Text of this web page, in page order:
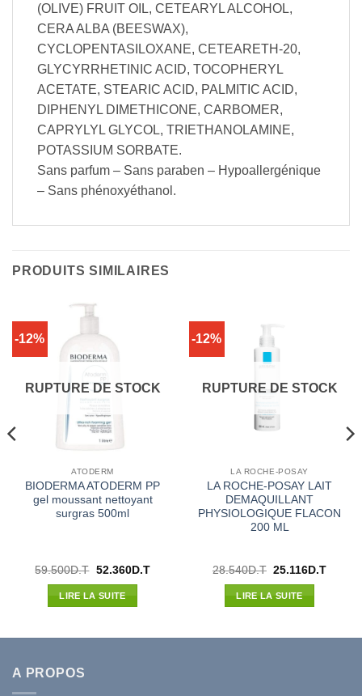
(OLIVE) FRUIT OIL, CETEARYL ALCOHOL,
CERA ALBA (BEESWAX),
CYCLOPENTASILOXANE, CETEARETH-20,
GLYCYRRHETINIC ACID, TOCOPHERYL
ACETATE, STEARIC ACID, PALMITIC ACID,
DIPHENYL DIMETHICONE, CARBOMER,
CAPRYLYL GLYCOL, TRIETHANOLAMINE,
POTASSIUM SORBATE.
Sans parfum – Sans paraben – Hypoallergénique
– Sans phénoxyéthanol.
PRODUITS SIMILAIRES
-12%
RUPTURE DE STOCK
ATODERM
BIODERMA ATODERM PP
gel moussant nettoyant
surgras 500ml
59.500D.T Le
initial
était :
52.360D.TLe
LIRE LA SUITE
-12%
RUPTURE DE STOCK
LA ROCHE-POSAY
LA ROCHE-POSAY LAIT
DEMAQUILLANT
PHYSIOLOGIQUE FLACON
200 ML
28.540D.T Le
initial
était :
25.116 D.TLe
LIRE LA SUITE
A PROPOS